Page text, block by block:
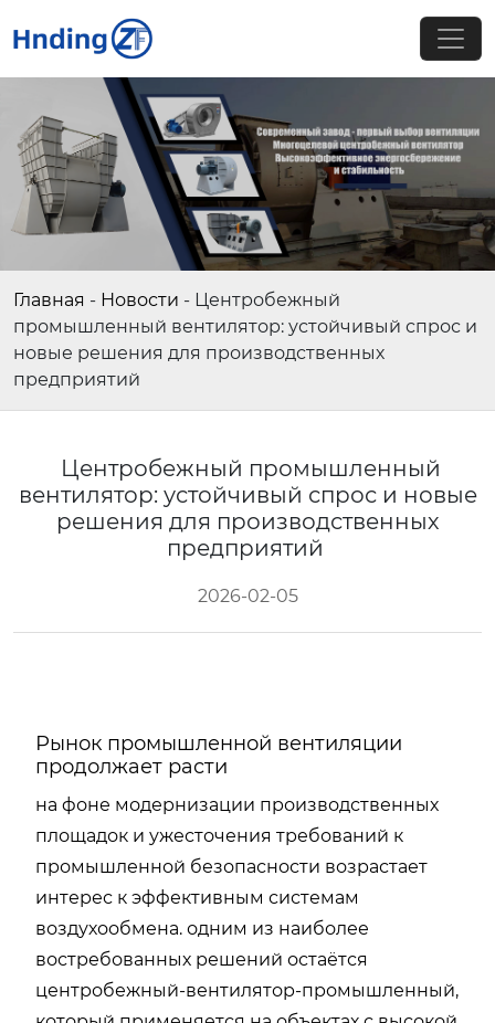
Главная - Новости - Центробежный
промышленный вентилятор: устойчивый спрос и
новые решения для производственных
предприятий
Центробежный промышленный
вентилятор: устойчивый спрос и новые
решения для производственных
предприятий
2026-02-05
Рынок промышленной вентиляции
продолжает расти
на фоне модернизации производственных
площадок и ужесточения требований к
промышленной безопасности возрастает
интерес к эффективным системам
воздухообмена. одним из наиболее
востребованных решений остаётся
центробежный-вентилятор-промышленный,